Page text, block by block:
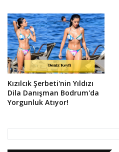
Kızılcık Şerbeti'nin Yıldızı
Dila Danışman Bodrum'da
Yorgunluk Atıyor!